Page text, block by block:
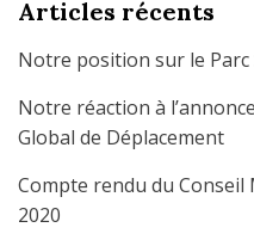
Articles récents
Notre position sur le Parc
Notre réaction à
Global de Déplacement
Compte rendu du Conseil
2020